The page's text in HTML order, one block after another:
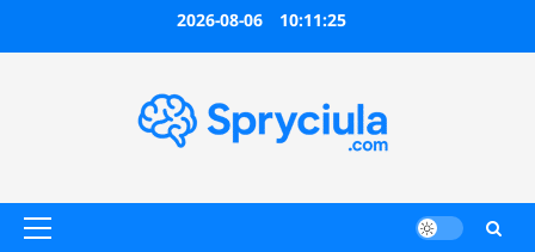
2026-08-06 10:11:25
Menu